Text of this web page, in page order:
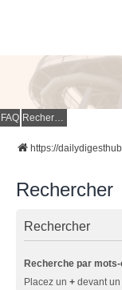
FAQ Rechercher
https://
Rechercher
Rechercher
Recherche par
Placez un + devant